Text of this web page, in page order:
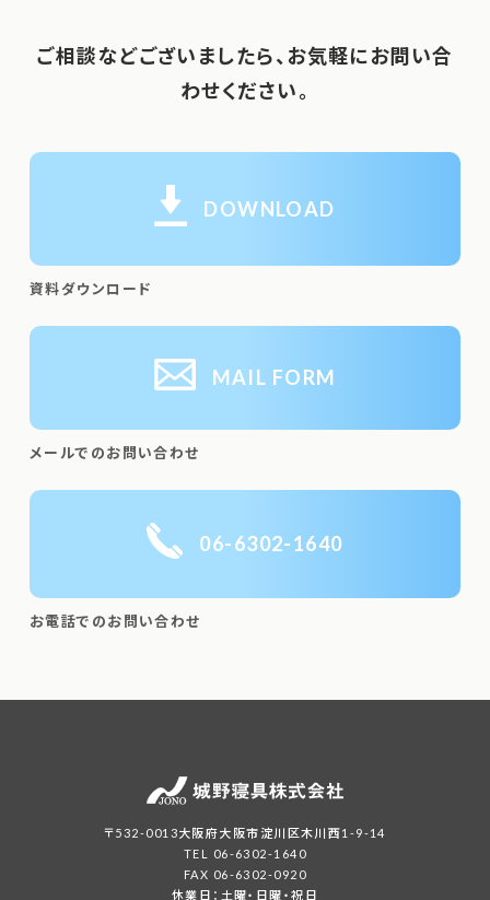
ご相談などございましたら、お気軽にお問い合
わせください。
DOWNLOAD
資料ダウンロード
MAIL FORM
メールでのお問い合わせ
06-6302-1640
お電話でのお問い合わせ
〒532-0013大阪府大阪市淀川区木川西1-9-14
TEL 06-6302-1640
FAX 06-6302-0920
休業日：土曜・日曜・祝日